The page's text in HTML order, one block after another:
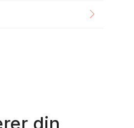
din